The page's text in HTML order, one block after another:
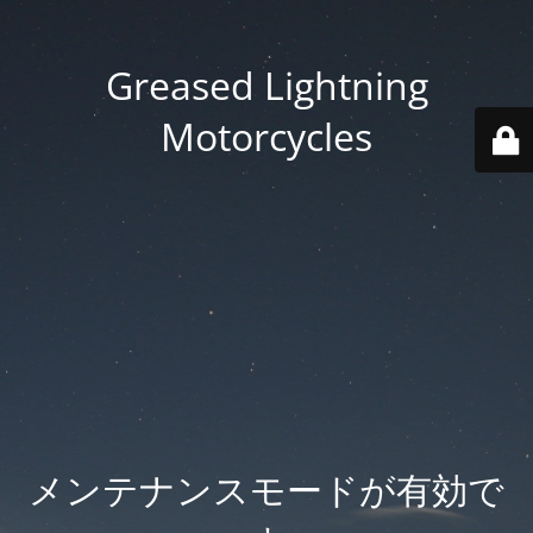
Greased Lightning
Motorcycles
メンテナンスモードが有効で